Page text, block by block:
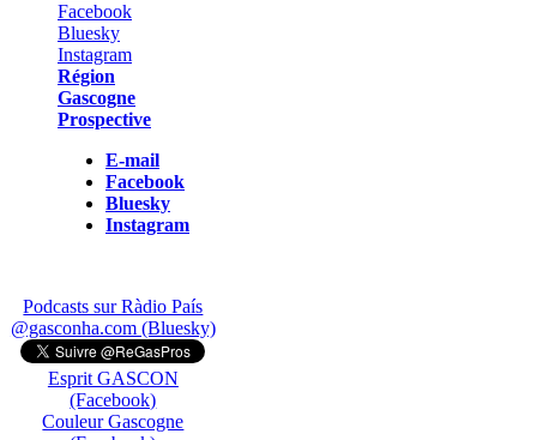
Région
Gascogne
Prospective
E-mail
Facebook
Bluesky
Instagram
Podcasts sur Ràdio País
@gasconha.com (Bluesky)
Esprit GASCON
(Facebook)
Couleur Gascogne